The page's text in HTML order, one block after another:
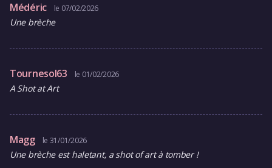
Médéric le 07/02/2026
Une brèche
Tournesol63 le 01/02/2026
A Shot at Art
Magg le 31/01/2026
Une brèche est haletant, a shot of art à tomber !